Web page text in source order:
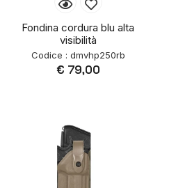
Fondina cordura blu alta
visibilità
Codice : dmvhp250rb
€ 79,00